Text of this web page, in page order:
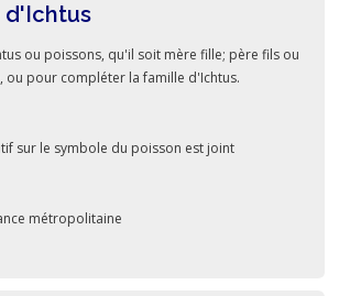
d'Ichtus
ou poissons, qu'il soit mère fille; père fils ou
ou pour compléter la famille d'Ichtus.
sur le symbole du poisson est joint
métropolitaine